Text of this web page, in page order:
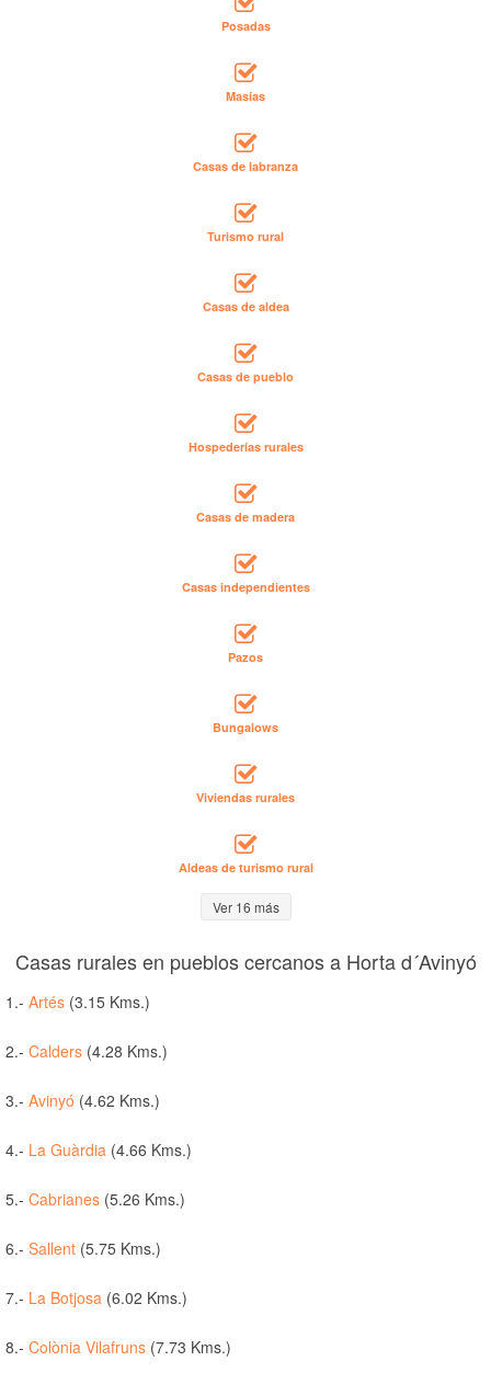
Posadas
Masías
Casas de labranza
Turismo rural
Casas de aldea
Casas de pueblo
Hospederías rurales
Casas de madera
Casas independientes
Pazos
Bungalows
Viviendas rurales
Aldeas de turismo rural
Ver 16 más
Casas rurales en pueblos cercanos a Horta d´Avinyó
1.- Artés (3.15 Kms.)
2.- Calders (4.28 Kms.)
3.- Avinyó (4.62 Kms.)
4.- La Guàrdia (4.66 Kms.)
5.- Cabrianes (5.26 Kms.)
6.- Sallent (5.75 Kms.)
7.- La Botjosa (6.02 Kms.)
8.- Colònia Vilafruns (7.73 Kms.)